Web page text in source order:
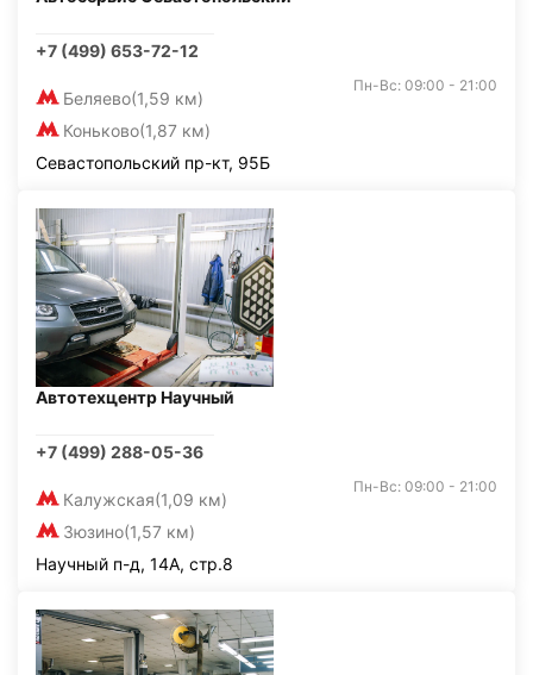
+7 (499) 653-72-12
Беляево(1,59 км)
Коньково(1,87 км)
Пн-Вс: 09:00 - 21:00
Севастопольский пр-кт, 95Б
Автотехцентр Научный
+7 (499) 288-05-36
Калужская(1,09 км)
Зюзино(1,57 км)
Пн-Вс: 09:00 - 21:00
Научный п-д, 14А, стр.8